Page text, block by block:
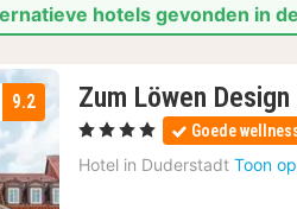
hotels gevonden in
9.2 Zum Löwen
, 4 Sterren Goede
Hotel in Duderstadt Toon